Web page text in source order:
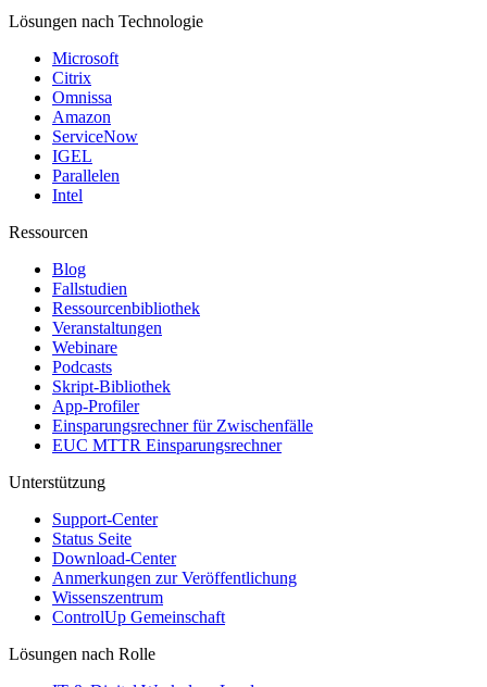
Lösungen nach Technologie
Microsoft
Citrix
Omnissa
Amazon
ServiceNow
IGEL
Parallelen
Intel
Ressourcen
Blog
Fallstudien
Ressourcenbibliothek
Veranstaltungen
Webinare
Podcasts
Skript-Bibliothek
App-Profiler
Einsparungsrechner für Zwischenfälle
EUC MTTR Einsparungsrechner
Unterstützung
Support-Center
Status Seite
Download-Center
Anmerkungen zur Veröffentlichung
Wissenszentrum
ControlUp Gemeinschaft
Lösungen nach Rolle